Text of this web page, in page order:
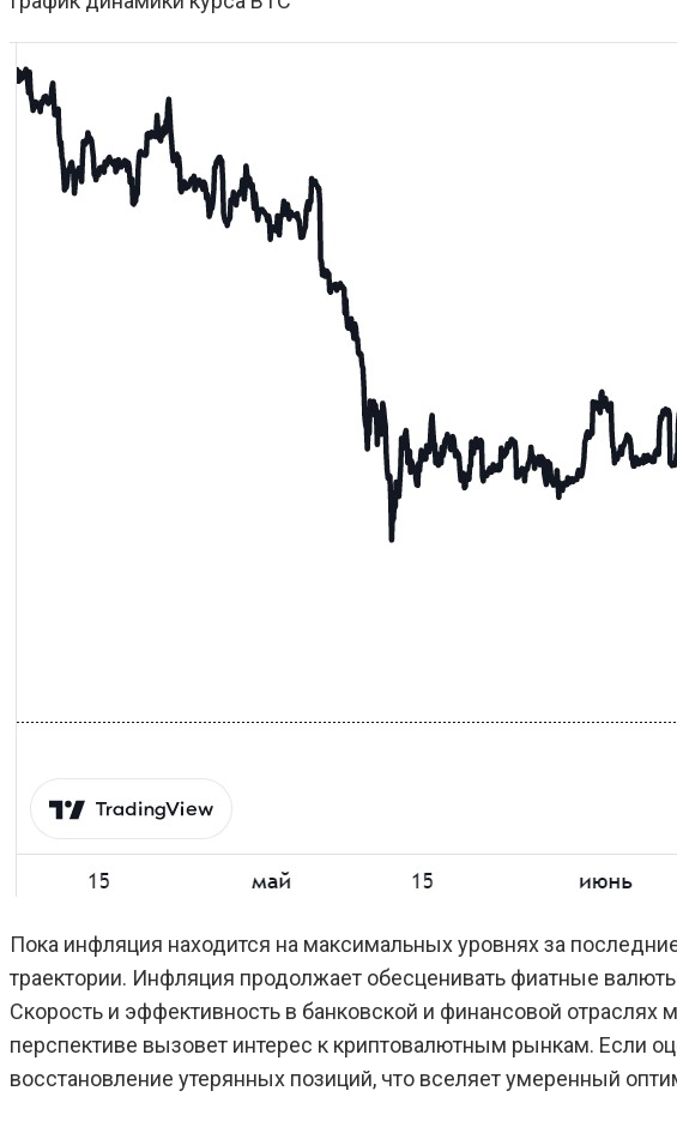
Пока инфляция находится на максимальных уровнях за
траектории. Инфляция продолжает обесценивать фиатные
Скорость и эффективность в банковской и финансовой
перспективе вызовет интерес к криптовалютным рынкам. Если
восстановление утерянных позиций, что вселяет умеренный